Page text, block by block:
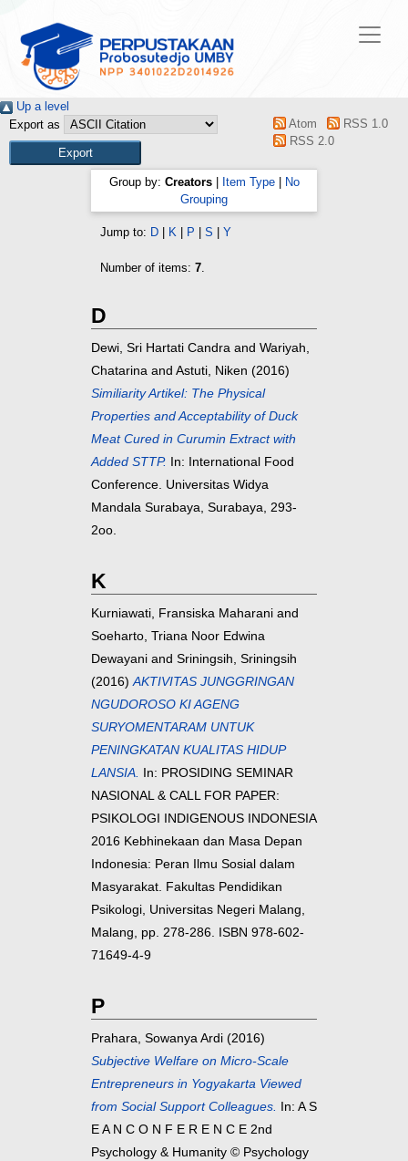
Up a level
Export as
Atom
RSS 1.0
RSS 2.0
Group by: Creators| Item Type|
No
Grouping
Jump to: D K P S Y
Number of items: 7.
D
Dewi, Sri Hartati Candra and Wariyah,
Chatarina and Astuti, Niken (2016)
Similiarity Artikel: The Physical
Properties and Acceptability of Duck
Meat Cured in Curumin Extract with
Added STTP. In: International Food
Conference. Universitas Widya
Mandala Surabaya, Surabaya, 293-
2oo.
K
Kurniawati, Fransiska Maharani and
Soeharto, Triana Noor Edwina
Dewayani and Sriningsih, Sriningsih
(2016)AKTIVITAS JUNGGRINGAN
NGUDOROSO KI AGENG
SURYOMENTARAM UNTUK
PENINGKATAN KUALITAS HIDUP
LANSIA. In: PROSIDING SEMINAR
NASIONAL & CALL FOR PAPER:
PSIKOLOGI INDIGENOUS INDONESIA
2016 Kebhinekaan dan Masa Depan
Indonesia: Peran Ilmu Sosial dalam
Masyarakat. Fakultas Pendidikan
Psikologi, Universitas Negeri Malang,
Malang, pp. 278-286. ISBN 978-602-
71649-4-9
P
Prahara, Sowanya Ardi (2016)
Subjective Welfare on Micro-Scale
Entrepreneurs in Yogyakarta Viewed
from Social Support Colleagues. In: A S
E A N C O N F E R E N C E 2nd
Psychology & Humanity © Psychology